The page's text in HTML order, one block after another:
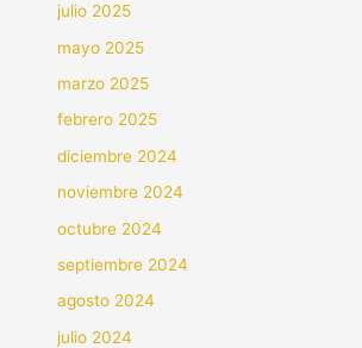
julio 2025
mayo 2025
marzo 2025
febrero 2025
diciembre 2024
noviembre 2024
octubre 2024
septiembre 2024
agosto 2024
julio 2024